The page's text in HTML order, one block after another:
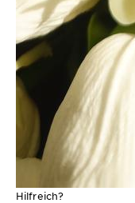
Hilfreich?